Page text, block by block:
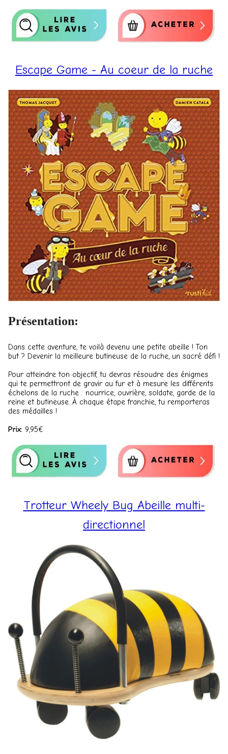
Escape Game - Au coeur de la ruche
Présentation:
Dans cette aventure, te voilà devenu une petite abeille ! Ton
but ? Devenir la meilleure butineuse de la ruche, un sacré défi !
Pour atteindre ton objectif, tu devras résoudre des énigmes
qui te permettront de gravir au fur et à mesure les différents
échelons de la ruche : nourrice, ouvrière, soldate, garde de la
reine et butineuse. À chaque étape franchie, tu remporteras
des médailles !
Prix: 9,95€
Trotteur Wheely Bug Abeille multi-
directionnel